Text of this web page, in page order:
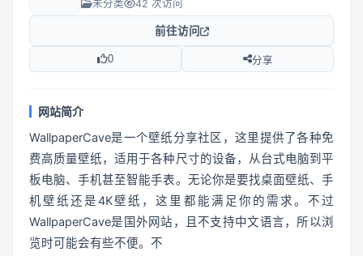
未分类 42 次访问
前往访问
0 分享
网站简介
WallpaperCave是一个壁纸分享社区，这里提供了各种免
费高质量壁纸，适用于各种尺寸的设备，从台式电脑到平
板电脑、手机甚至智能手表。无论你是要找桌面壁纸、手
机壁纸还是4K壁纸，这里都能满足你的需求。不过
WallpaperCave是国外网站，且不支持中文语言，所以浏
览时可能会有些不便。不